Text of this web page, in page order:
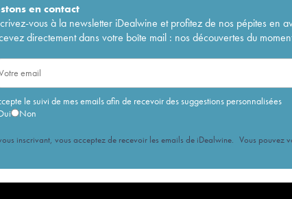
encontact
vous à la newsletter iDealwine et profitez de nos pépites en
directement dans votre boîte mail : nos découvertes du
le suivi de mes emails afin de recevoir des suggestions personnalisées
Non
inscrivant, vous acceptez de recevoir les emails de iDealwine. Vous pouvez